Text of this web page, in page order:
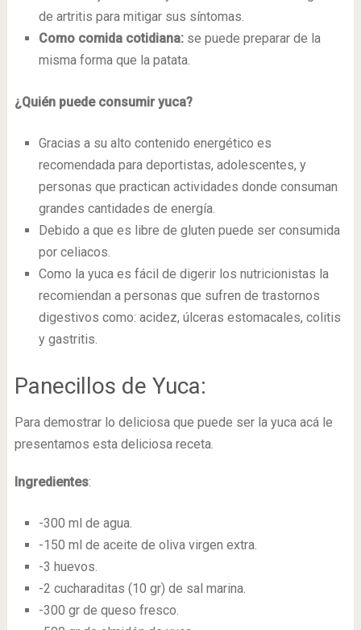
de artritis para mitigar sus síntomas.
Como comida cotidiana:se puede preparar de la
misma forma que la patata.
¿Quién puede consumir yuca?
Gracias a su alto contenido energético es
recomendada para deportistas, adolescentes, y
personas que practican actividades donde consuman
grandes cantidades de energía.
Debido a que es libre de gluten puede ser consumida
por celiacos.
Como la yuca es fácil de digerir los nutricionistas la
recomiendan a personas que sufren de trastornos
digestivos como: acidez, úlceras estomacales, colitis
y gastritis.
Panecillos de Yuca:
Para demostrar lo deliciosa que puede ser la yuca acá le
presentamos esta deliciosa receta.
Ingredientes:
-300 ml de agua.
-150 ml de aceite de oliva virgen extra.
-3 huevos.
-2 cucharaditas (10 gr) de sal marina.
-300 gr de queso fresco.